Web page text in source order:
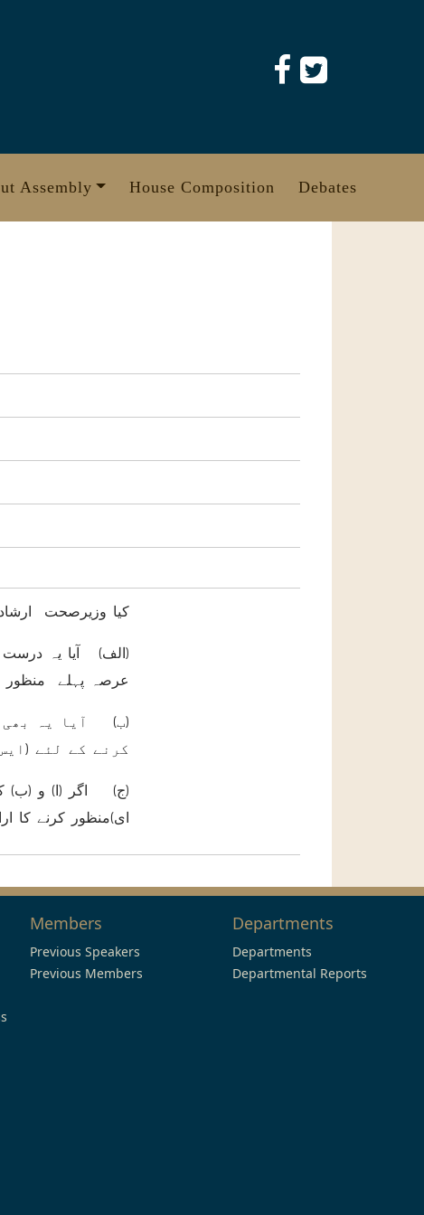
Assembly House Composition Debates
کیا وزیرصحت ارشاد
(الف) آیا یہ درست
عرصہ پہلے منظور
(ب) آیا یہ بھی
کرنے کے لئے
(ج) اگر (ا) و (ب)
ای)منظور کرنے کا
Members
Previous Speakers
Previous Members
Departments
Departments
Departmental Reports